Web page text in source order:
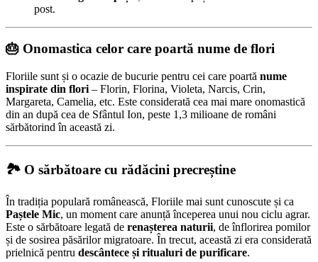
post.
🎂 Onomastica celor care poartă nume de flori
Floriile sunt și o ocazie de bucurie pentru cei care poartă nume
inspirate din flori – Florin, Florina, Violeta, Narcis, Crin,
Margareta, Camelia, etc. Este considerată cea mai mare onomastică
din an după cea de Sfântul Ion, peste 1,3 milioane de români
sărbătorind în această zi.
🏞️ O sărbătoare cu rădăcini precreștine
În tradiția populară românească, Floriile mai sunt cunoscute și ca
Paștele Mic, un moment care anunță începerea unui nou ciclu agrar.
Este o sărbătoare legată de renașterea naturii, de înflorirea pomilor
și de sosirea păsărilor migratoare. În trecut, această zi era considerată
prielnică pentru descântece și ritualuri de purificare.